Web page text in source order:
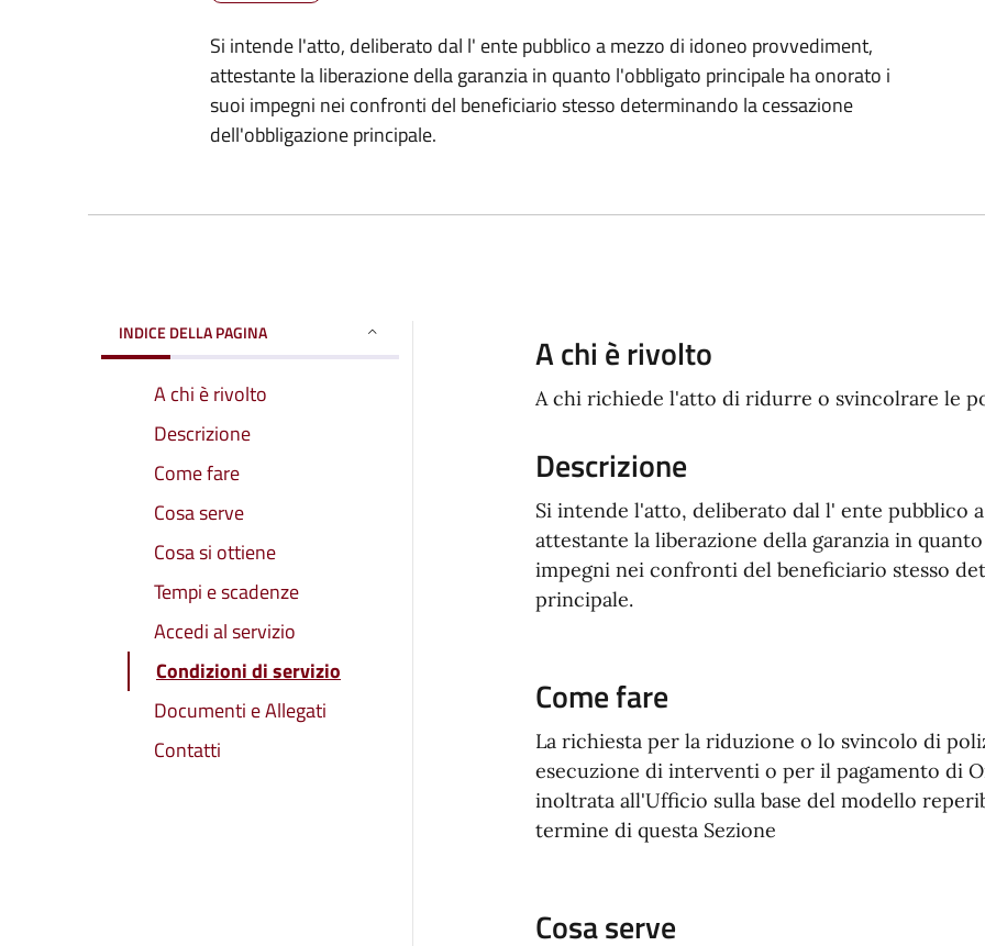
Si intende l'atto, deliberato dal l' ente pubblico a mezzo di idoneo provvediment,
attestante la liberazione della garanzia in quanto l'obbligato principale ha onorato i
suoi impegni nei confronti del beneficiario stesso determinando la cessazione
dell'obbligazione principale.
INDICE DELLA PAGINA
A chi è rivolto
Descrizione
Come fare
Cosa serve
Cosa si ottiene
Tempi e scadenze
Accedi al servizio
Condizioni di servizio
Documenti e Allegati
Contatti
A chi è rivolto
A chi richiede l'atto di ridurre o svincolrare le
Descrizione
Si intende l'atto, deliberato dal l' ente pubblico
attestante la liberazione della garanzia in
impegni nei confronti del beneficiario stesso
principale.
Come fare
La richiesta per la riduzione o lo svincolo di
esecuzione di interventi o per il pagamento di
inoltrata all'Ufficio sulla base del modello
termine di questa Sezione
Cosa serve